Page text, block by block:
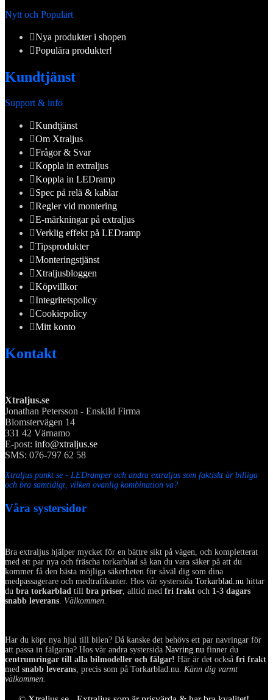
Nytt och Populärt
Nya produkter i shopen
Populära produkter!
Kundtjänst
Support & info
Kundtjänst
Om Xtraljus
Frågor & Svar
Koppla in extraljus
Koppla in LEDramp
Spec på relä & kablar
Regler vid montering
E-märkningar på extraljus
Verklig effekt på LEDramp
Tipsprodukter
Monteringstjänst
Xtraljusbloggen
Köpvillkor
Integritetspolicy
Cookiepolicy
Mitt konto
Kontakt
Xtraljus.se
Jonathan Petersson - Enskild Firma
Blomstervägen 14
331 42 Värnamo
E-post: info@xtraljus.se
SMS: 076-797 62 58
Xtraljus punkt se - LEDramper och andra extraljus som faktiskt är billiga
och bra samtidigt, vilken ovanlig kombination va?
Våra systersidor
Bra extraljus hjälper mycket för en bättre sikt på vägen, och kompletterat
med ett par nya och fräscha torkarblad så kan du vara säker på att du
kommer få den bästa möjliga säkerheten för såväl dig som dina
medpassagerare och medtrafikanter. Hos vår systersida Torkarblad.nu hittar
du bra torkarblad till bra priser , alltid med fri frakt och 1-3 dagars
snabb leverans Välkommen.
Har du köpt nya hjul till bilen? Då kanske det behövs ett par navringar för
att passa in fälgarna? Hos vår andra systersida Navring.nu finner du
centrumringar till alla bilmodeller och fälgar! Här är det också fri frakt
med snabb leverans , precis som på Torkarblad.nu. Känn dig varmt
välkommen.